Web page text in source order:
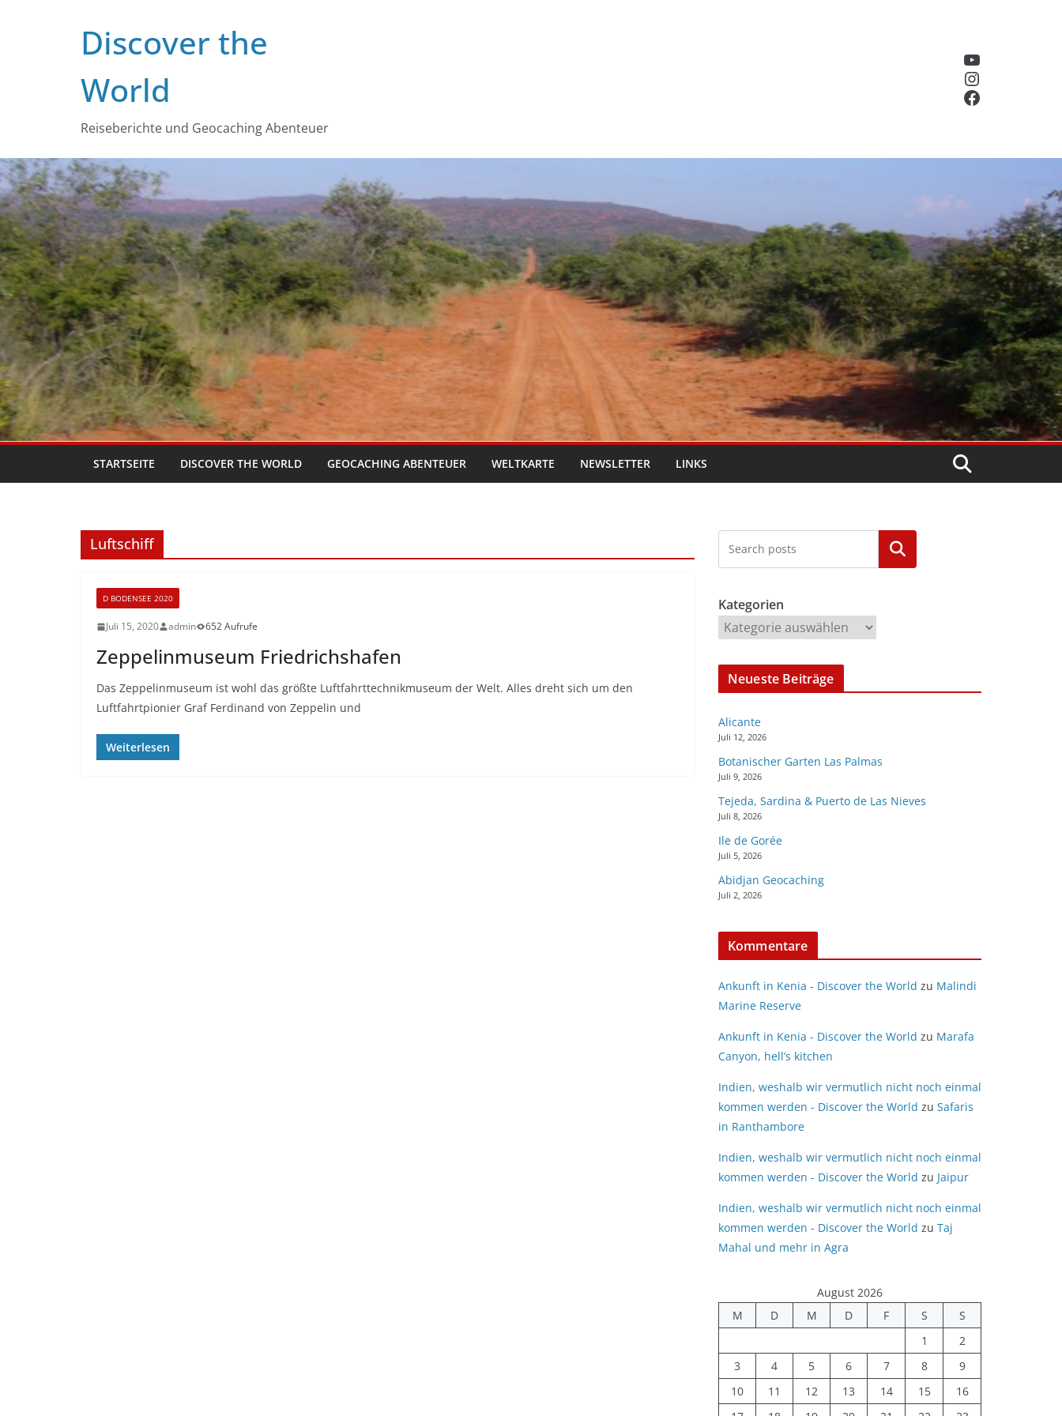
Discover the
World
Reiseberichte und Geocaching Abenteuer
YouTube
Instagram
Facebook
STARTSEITE DISCOVER THE WORLD GEOCACHING ABENTEUER WELTKARTE NEWSLETTER LINKS
Luftschiff
D BODENSEE 2020
Juli 15, 2020 admin 652 Aufrufe
Zeppelinmuseum Friedrichshafen
Das Zeppelinmuseum ist wohl das größte Luftfahrttechnikmuseum der Welt. Alles dreht sich um den
Luftfahrtpionier Graf Ferdinand von Zeppelin und
Weiterlesen
Kategorien
Kategorien
Neueste Beiträge
Alicante
Juli 12, 2026
Botanischer Garten Las Palmas
Juli 9, 2026
Tejeda, Sardina & Puerto de Las Nieves
Juli 8, 2026
Ile de Gorée
Juli 5, 2026
Abidjan Geocaching
Juli 2, 2026
Kommentare
Ankunft in Kenia - Discover the World zu Malindi
Marine Reserve
Ankunft in Kenia - Discover the World zu Marafa
Canyon, hell’s kitchen
Indien, weshalb wir vermutlich nicht noch einmal
kommen werden - Discover the World zu Safaris
in Ranthambore
Indien, weshalb wir vermutlich nicht noch einmal
kommen werden - Discover the World zu Jaipur
Indien, weshalb wir vermutlich nicht noch einmal
kommen werden - Discover the World zu Taj
Mahal und mehr in Agra
August 2026
M
D M D F S
S
1
2
3
4 5 6 7 8
9
10
11 12 13 14 15
16